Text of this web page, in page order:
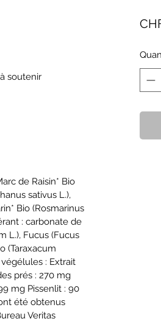
de Raisin* Bio
sativus L.),
Bio (Rosmarinus
: carbonate de
L.), Fucus (Fucus
(Taraxacum
: Extrait
prés : 270 mg
mg Pissenlit : 90
été obtenus
Veritas